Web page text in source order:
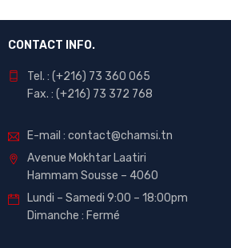
CONTACT INFO.
Tel. : (+216) 73 360 065
Fax. : (+216) 73 372 768
E-mail : contact@chamsi.tn
Avenue Mokhtar Laatiri
Hammam Sousse – 4060
Lundi – Samedi 9:00 – 18:00pm
Dimanche : Fermé